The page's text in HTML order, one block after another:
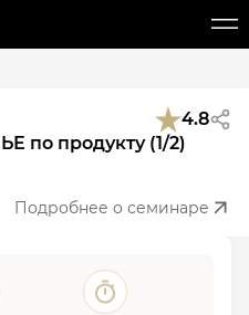
4.8
по продукту (1/2)
Подробнее о семинаре